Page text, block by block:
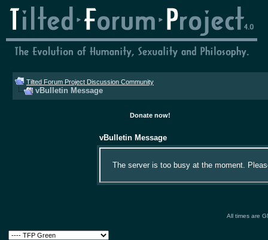
Tilted Forum Project Discussion Community
vBulletin Message
Donate now!
vBulletin Message
The server is too busy at the moment.
All times are